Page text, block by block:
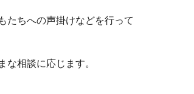
たちへの声掛けなどを行って
相談に応じます。